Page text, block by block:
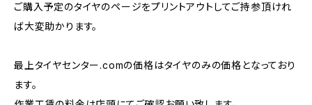
ご購入予定のタイヤのページをプリントアウトしてご持参頂けれ
ば大変助かります。
最上タイヤセンター.comの価格はタイヤのみの価格となっており
ます。